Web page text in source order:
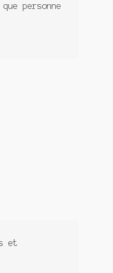
personne
et